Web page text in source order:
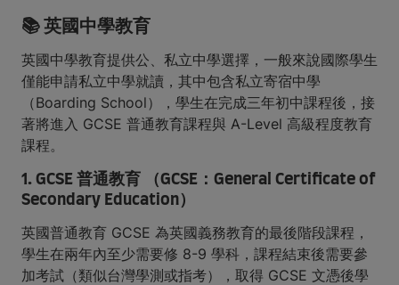
📚 英國中學教育
英國中學教育提供公、私立中學選擇，一般來說國際學生
僅能申請私立中學就讀，其中包含私立寄宿中學
（Boarding School），學生在完成三年初中課程後，接
著將進入 GCSE 普通教育課程與 A-Level 高級程度教育
課程。
1. GCSE 普通教育 （GCSE：General Certificate of
Secondary Education）
英國普通教育 GCSE 為英國義務教育的最後階段課程，
學生在兩年內至少需要修 8-9 學科，課程結束後需要參
加考試（類似台灣學測或指考），取得 GCSE 文憑後學